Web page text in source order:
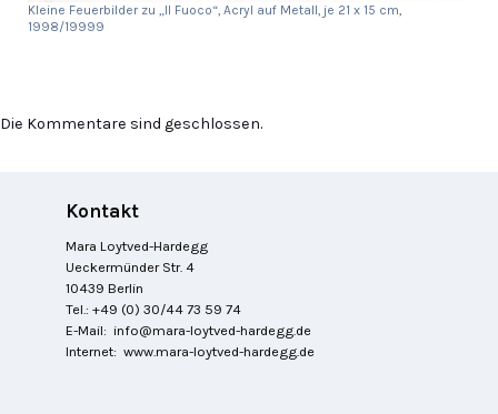
Kleine Feuerbilder zu „Il Fuoco“, Acryl auf Metall, je 21 x 15 cm,
1998/19999
Die Kommentare sind geschlossen.
Kontakt
Mara Loytved-Hardegg
Ueckermünder Str. 4
10439 Berlin
Tel.: +49 (0) 30/44 73 59 74
E-Mail: info@mara-loytved-hardegg.de
Internet:www.mara-loytved-hardegg.de